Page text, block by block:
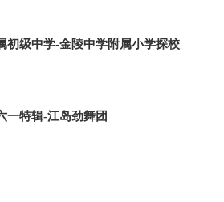
初级中学-金陵中学附属小学探校
一特辑-江岛劲舞团